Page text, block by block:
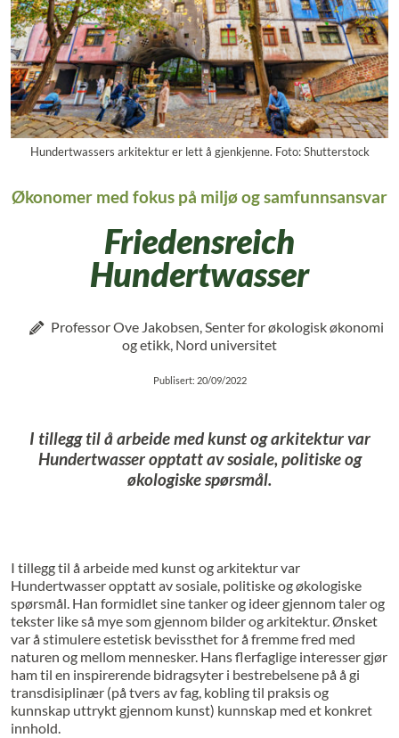
Hundertwassers arkitektur er lett å gjenkjenne. Foto: Shutterstock
Økonomer med fokus på miljø og samfunnsansvar
Friedensreich
Hundertwasser
Professor Ove Jakobsen, Senter for økologisk økonomi
og etikk, Nord universitet
Publisert: 20/09/2022
I tillegg til å arbeide med kunst og arkitektur var
Hundertwasser opptatt av sosiale, politiske og
økologiske spørsmål.
I tillegg til å arbeide med kunst og arkitektur var
Hundertwasser opptatt av sosiale, politiske og økologiske
spørsmål. Han formidlet sine tanker og ideer gjennom taler og
tekster like så mye som gjennom bilder og arkitektur. Ønsket
var å stimulere estetisk bevissthet for å fremme fred med
naturen og mellom mennesker. Hans flerfaglige interesser gjør
ham til en inspirerende bidragsyter i bestrebelsene på å gi
transdisiplinær (på tvers av fag, kobling til praksis og
kunnskap uttrykt gjennom kunst) kunnskap med et konkret
innhold.